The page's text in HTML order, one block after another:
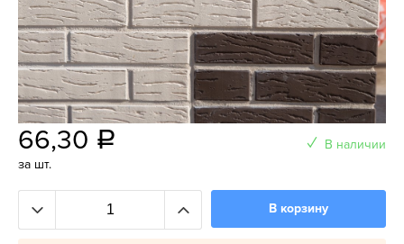
66,30 a
за шт.
В наличии
В корзину